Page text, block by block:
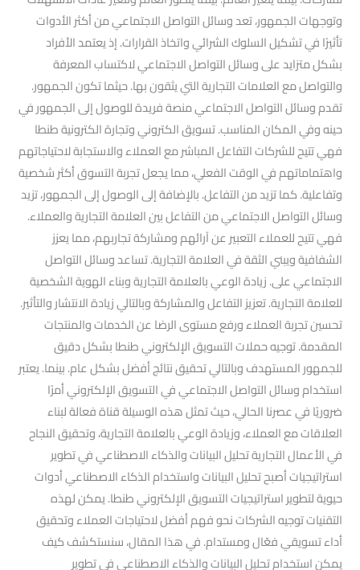
وتوجهات الجمهور، تعد وسائل التواصل الاجتماعي من أكثر الأدوات
تأثيرًا في تشكيل السلوك الشرائي واتخاذ القرارات. إذ يعتمد الأفراد
بشكل متزايد على وسائل التواصل الاجتماعي لاكتساب المعرفة
والتواصل مع العلامات التجارية التي يثقون بها. حيثما تكون الجمهور.
تقدم وسائل التواصل الاجتماعي منصة فريدة للوصول إلى الجمهور في
حينه وفي المكان المناسب. تسويق الكتروني وتجارة الكترونية طنطا
فهي تتيح للشركات التفاعل المباشر مع العملاء والاستجابة لاحتياجاتهم
واهتماماتهم في الوقت الفعلي، مما يجعل تجربة التسوق أكثر شخصية
وتفاعلية. كما تزيد من التفاعل. بالإضافة إلى الوصول إلى الجمهور، تزيد
وسائل التواصل الاجتماعي من التفاعل بين العلامة التجارية والعملاء.
فهي تتيح للعملاء التعبير عن آرائهم ومشاركة تجاربهم، مما يعزز
الشفافية ويبني الثقة في العلامة التجارية. تساعد وسائل التواصل
الاجتماعي على. زيادة الوعي بالعلامة التجارية وبناء الهوية الشخصية
للعلامة التجارية. تعزيز التفاعل والمشاركة وبالتالي زيادة الانتشار والتأثير.
تحسين تجربة العملاء ورفع مستوى الرضا عن الخدمات والمنتجات
المقدمة. توجيه حملات التسويق الإلكتروني طنطا بشكل دقيق
للجمهور المستهدف وبالتالي تحقيق نتائج أفضل بشكل عام. بينما. يعتبر
استخدام وسائل التواصل الاجتماعي في التسويق الإلكتروني أمرًا
ضروريًا في عصرنا الحالي، حيث تمثل هذه الوسيلة قناة فعالة لبناء
العلاقات مع العملاء، وزيادة الوعي بالعلامة التجارية، وتحقيق النجاح
في الأعمال التجارية تحليل البيانات والذكاء الاصطناعي في تطوير
استراتيجيات أصبح تحليل البيانات واستخدام الذكاء الاصطناعي أدوات
حيوية لتطوير استراتيجيات التسويق الإلكتروني طنطا. يمكن لهذه
التقنيات توجيه الشركات نحو فهم أفضل لاحتياجات العملاء وتحقيق
أداء تسويقي فعّال ومستدام. في هذا المقال، سنستكشف كيف
يمكن استخدام تحليل البيانات والذكاء الاصطناعي في تطوير